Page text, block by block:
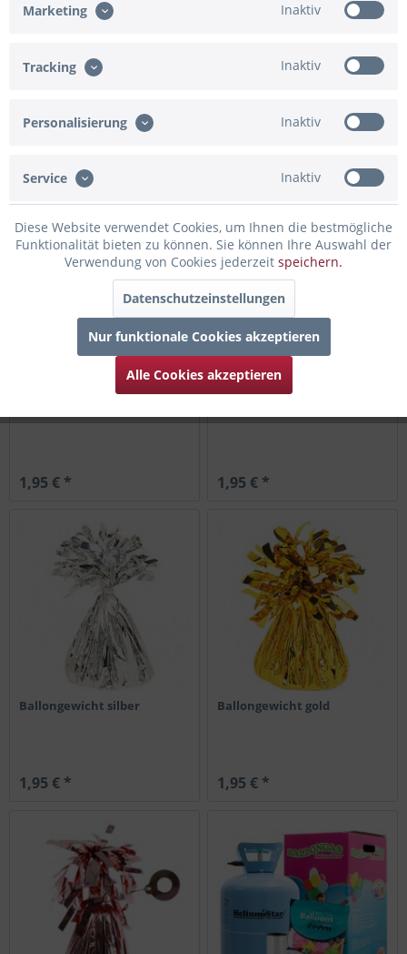
1,95 € *
1,95 € * 1,95 € *
Ballongewicht silber
1,95 € *
Ballongewicht gold
1,95 € *
Marketing Inaktiv
Tracking Inaktiv
Personalisierung Inaktiv
Service Inaktiv
Diese Website verwendet Cookies, um Ihnen die bestmögliche
Funktionalität bieten zu können. Sie können Ihre Auswahl der
Verwendung von Cookies jederzeit speichern.
Datenschutzeinstellungen
Nur funktionale Cookies akzeptieren
Alle Cookies akzeptieren